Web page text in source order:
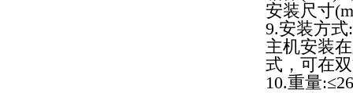
安装尺寸
9.安装方式:
主机安装
式，可在
10.重量